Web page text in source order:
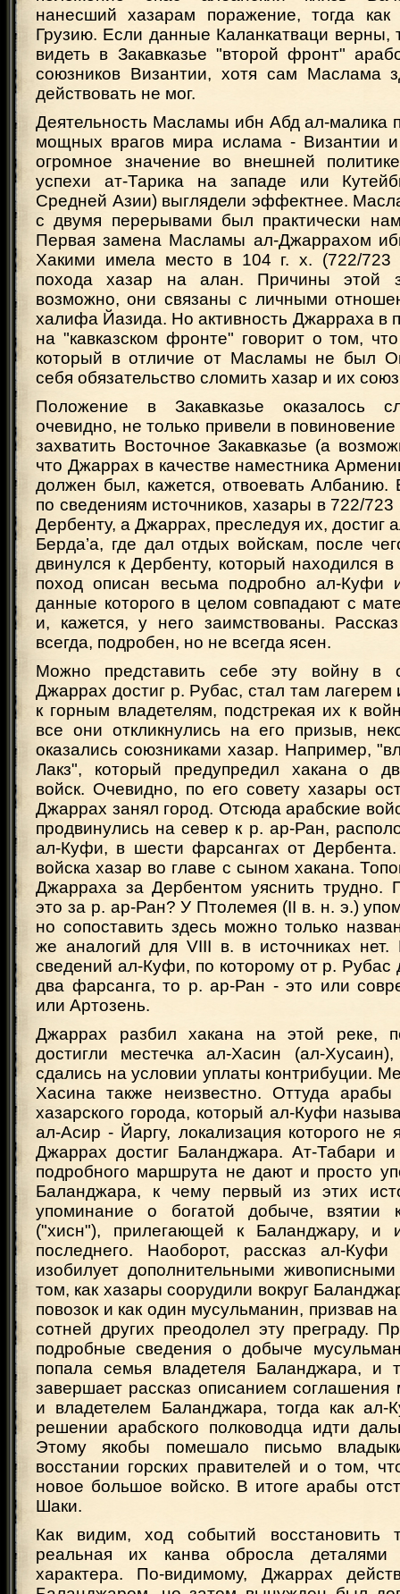
нанесший хазарам поражение, тогда
Грузию. Если данные Каланкатваци верны,
видеть в Закавказье "второй фронт"
союзников Византии, хотя сам Маслама
действовать не мог.
Деятельность Масламы ибн Абд ал-малика
мощных врагов мира ислама - Византии
огромное значение во внешней
успехи ат-Тарика на западе или
Средней Азии) выглядели эффектнее.
с двумя перерывами был практически
Первая замена Масламы ал-Джаррахом
Хакими имела место в 104 г. х. (722/723
похода хазар на алан. Причины этой
возможно, они связаны с личными
халифа Йазида. Но активность Джарраха в
на "кавказском фронте" говорит о том,
который в отличие от Масламы не был
себя обязательство сломить хазар и их
Положение в Закавказье оказалось
очевидно, не только привели в
захватить Восточное Закавказье (а
что Джаррах в качестве наместника
должен был, кажется, отвоевать Албанию.
по сведениям источников, хазары в 722/723
Дербенту, а Джаррах, преследуя их, достиг
Берда’а, где дал отдых войскам, после
двинулся к Дербенту, который находился в
поход описан весьма подробно ал-Куфи
данные которого в целом совпадают с
и, кажется, у него заимствованы.
всегда, подробен, но не всегда ясен.
Можно представить себе эту войну в
Джаррах достиг р. Рубас, стал там лагерем
к горным владетелям, подстрекая их к
все они откликнулись на его призыв,
оказались союзниками хазар. Например,
Лакз", который предупредил хакана о
войск. Очевидно, по его совету хазары
Джаррах занял город. Отсюда арабские
продвинулись на север к р. ар-Ран,
ал-Куфи, в шести фарсангах от
войска хазар во главе с сыном хакана.
Джарраха за Дербентом уяснить трудно.
это за р. ар-Ран? У Птолемея (II в. н. э.)
но сопоставить здесь можно только
же аналогий для VIII в. в источниках нет.
сведений ал-Куфи, по которому от р.
два фарсанга, то р. ар-Ран - это или
или Артозень.
Джаррах разбил хакана на этой реке,
достигли местечка ал-Хасин (ал-
сдались на условии уплаты контрибуции.
Хасина также неизвестно. Оттуда арабы
хазарского города, который ал-Куфи
ал-Асир - Йаргу, локализация которого
Джаррах достиг Баланджара. Ат-Табари и
подробного маршрута не дают и просто
Баланджара, к чему первый из этих
упоминание о богатой добыче, взятии
("хисн"), прилегающей к Баланджару, и
последнего. Наоборот, рассказ ал-
изобилует дополнительными
том, как хазары соорудили вокруг
повозок и как один мусульманин, призвав
сотней других преодолел эту преграду.
подробные сведения о добыче
попала семья владетеля Баланджара, и
завершает рассказ описанием
и владетелем Баланджара, тогда как ал-
решении арабского полководца идти
Этому якобы помешало письмо
восстании горских правителей и о том,
новое большое войско. В итоге арабы
Шаки.
Как видим, ход событий восстановить
реальная их канва обросла деталями
характера. По-видимому, Джаррах